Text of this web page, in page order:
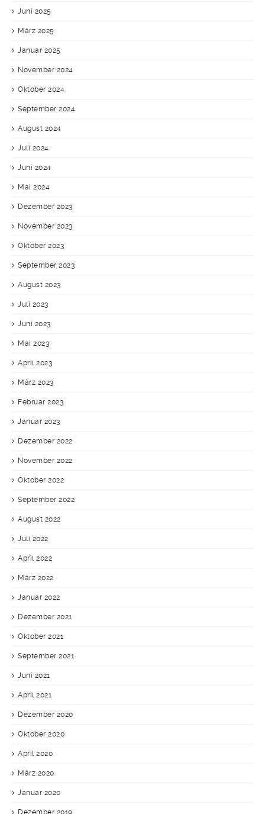
Juni 2025
März 2025
Januar 2025
November 2024
Oktober 2024
September 2024
August 2024
Juli 2024
Juni 2024
Mai 2024
Dezember 2023
November 2023
Oktober 2023
September 2023
August 2023
Juli 2023
Juni 2023
Mai 2023
April 2023
März 2023
Februar 2023
Januar 2023
Dezember 2022
November 2022
Oktober 2022
September 2022
August 2022
Juli 2022
April 2022
März 2022
Januar 2022
Dezember 2021
Oktober 2021
September 2021
Juni 2021
April 2021
Dezember 2020
Oktober 2020
April 2020
März 2020
Januar 2020